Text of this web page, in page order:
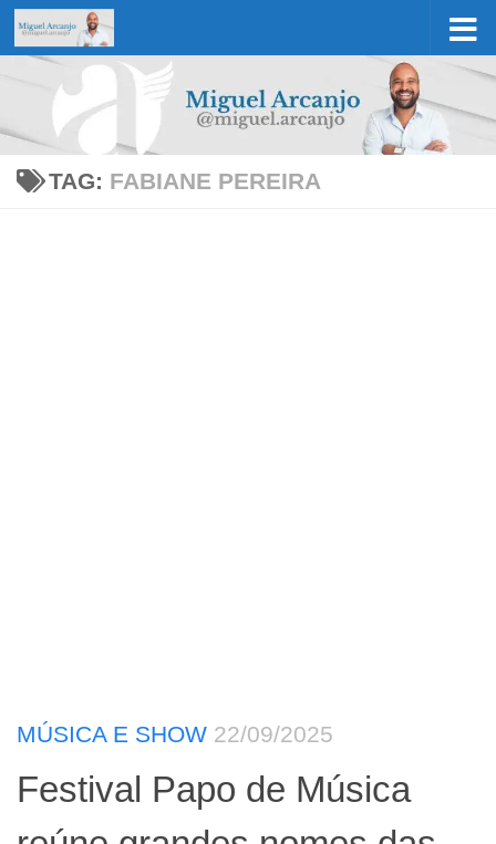
Skip to content
TAG: FABIANE PEREIRA
MÚSICA E SHOW 22/09/2025
Festival Papo de Música